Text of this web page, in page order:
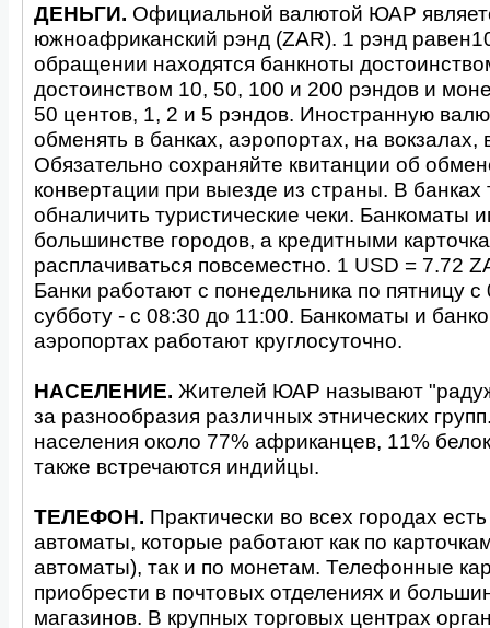
ДЕНЬГИ. Официальной валютой ЮАР
южноафриканский рэнд (ZAR). 1 рэнд
обращении находятся банкноты
достоинством 10, 50, 100 и 200 рэндов и
50 центов, 1, 2 и 5 рэндов. Иностранную
обменять в банках, аэропортах, на вокзалах,
Обязательно сохраняйте квитанции об
конвертации при выезде из страны. В
обналичить туристические чеки. Банкоматы
большинстве городов, а кредитными
расплачиваться повсеместно. 1 USD = 7.72
Банки работают с понедельника по пятницу
субботу - с 08:30 до 11:00. Банкоматы и
аэропортах работают круглосуточно.
НАСЕЛЕНИЕ. Жителей ЮАР называют
за разнообразия различных этнических
населения около 77% африканцев, 11%
также встречаются индийцы.
ТЕЛЕФОН. Практически во всех городах
автоматы, которые работают как по
автоматы), так и по монетам. Телефонные
приобрести в почтовых отделениях и
магазинов. В крупных торговых центрах